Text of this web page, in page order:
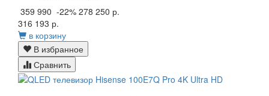
359 990 -22% 278 250 р.
316 193 р.
в корзину
В избранное
Сравнить